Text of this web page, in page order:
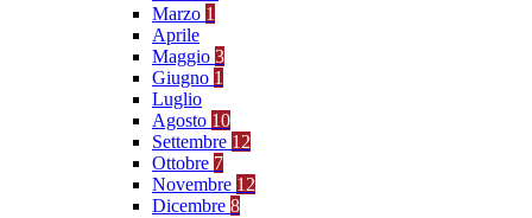
Marzo 1
Aprile
Maggio 3
Giugno 1
Luglio
Agosto 10
Settembre 12
Ottobre 7
Novembre 12
Dicembre 8